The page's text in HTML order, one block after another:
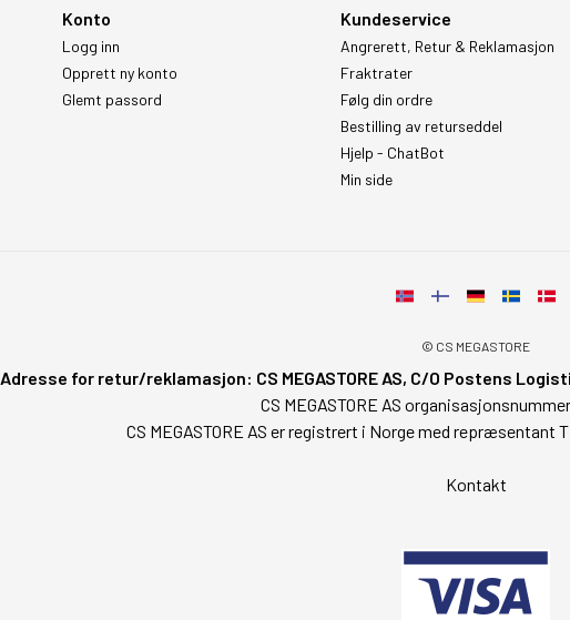
Konto
Logg inn
Opprett ny konto
Glemt passord
Kundeservice
Angrerett, Retur & Reklamasjon
Fraktrater
Følg din ordre
Bestilling av returseddel
Hjelp - ChatBot
Min side
© CS MEGASTORE
Adresse for retur/reklamasjon: CS MEGASTORE AS, C/O Postens
CS MEGASTORE AS
CS MEGASTORE AS er registrert i Norge med repræsentant
Kontakt